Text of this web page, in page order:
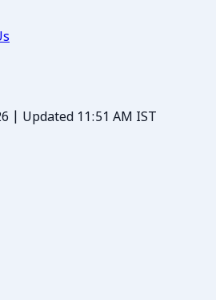
| Updated 11:51 AM IST